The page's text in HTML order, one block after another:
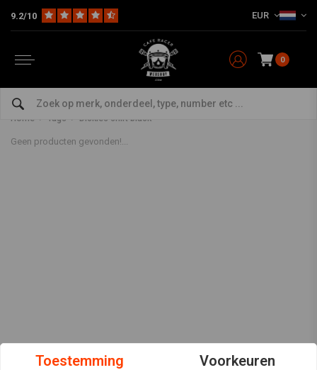
9.2/10 EUR
0
Producten getagd met Dickies
shirt black
Home Tags Dickies shirt black
Geen producten gevonden!...
Toestemming Voorkeuren